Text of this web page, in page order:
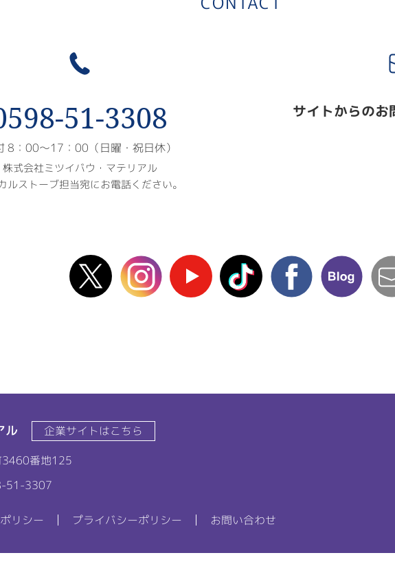
51-3308
8：00〜17：00（日曜・祝日休）
株式会社ミツイバウ・マテリアル
ルストーブ担当宛にお電話ください。
サイトからのお
X(Twitter) instagram Youtube TikTok facebook blog
ル
企業サイトはこちら
3460番地125
51-3307
リシー プライバシーポリシー お問い合わせ